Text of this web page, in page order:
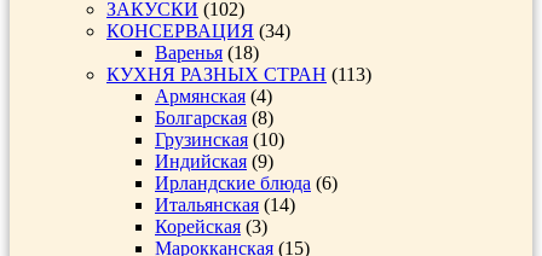
ЗАКУСКИ (102)
КОНСЕРВАЦИЯ (34)
Варенья (18)
КУХНЯ РАЗНЫХ СТРАН (113)
Армянская (4)
Болгарская (8)
Грузинская (10)
Индийская (9)
Ирландские блюда (6)
Итальянская (14)
Корейская (3)
Марокканская (15)